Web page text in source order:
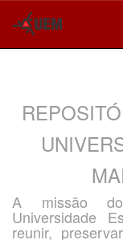
A missão do
Universidade
reunir,